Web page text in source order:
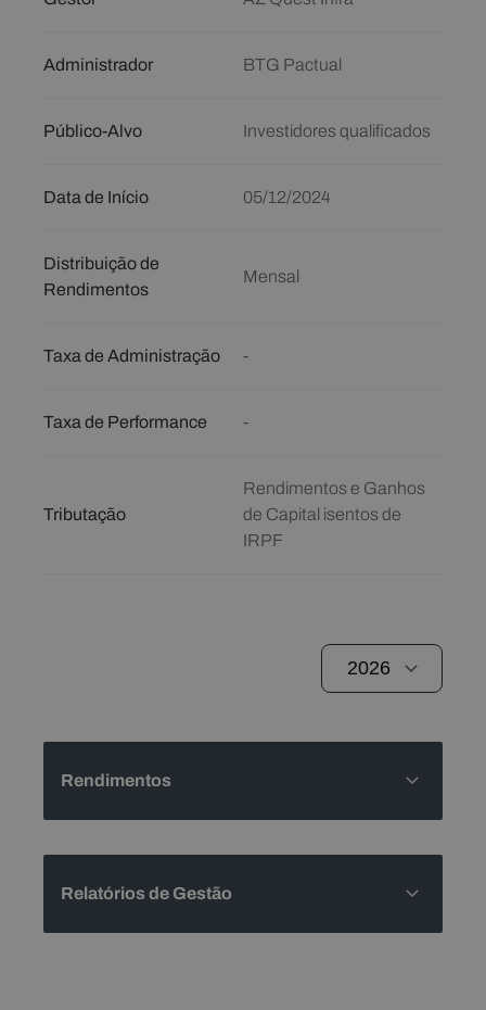
Administrador BTG Pactual
Público-Alvo Investidores qualificados
Data de Início 05/12/2024
Distribuição de
Rendimentos
Mensal
Taxa de Administração -
Taxa de Performance -
Tributação
Rendimentos e Ganhos
de Capital isentos de
IRPF
Rendimentos
Relatórios de Gestão